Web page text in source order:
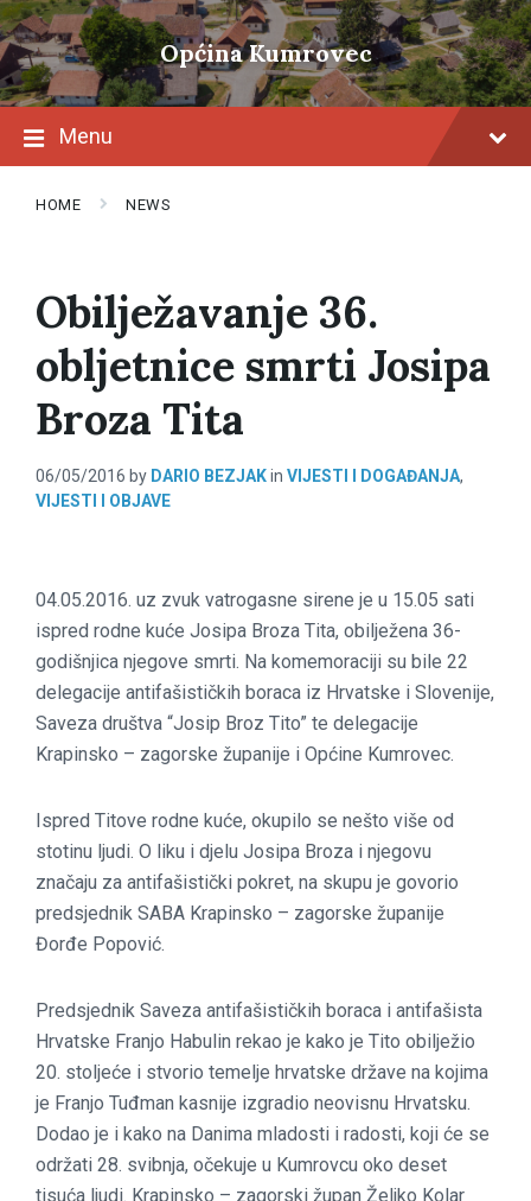
Skip
to
content
Skip
to
main
navigation
Skip
to
footer
Općina Kumrovec
Menu
HOME NEWS
Obilježavanje 36.
obljetnice smrti Josipa
Broza Tita
06/05/2016 by DARIO BEZJAKin VIJESTI I DOGAĐANJA,
VIJESTI I OBJAVE
04.05.2016. uz zvuk vatrogasne sirene je u 15.05 sati
ispred rodne kuće Josipa Broza Tita, obilježena 36-
godišnjica njegove smrti. Na komemoraciji su bile 22
delegacije antifašističkih boraca iz Hrvatske i Slovenije,
Saveza društva “Josip Broz Tito” te delegacije
Krapinsko – zagorske županije i Općine Kumrovec.
Ispred Titove rodne kuće, okupilo se nešto više od
stotinu ljudi. O liku i djelu Josipa Broza i njegovu
značaju za antifašistički pokret, na skupu je govorio
predsjednik SABA Krapinsko – zagorske županije
Đorđe Popović.
Predsjednik Saveza antifašističkih boraca i antifašista
Hrvatske Franjo Habulin rekao je kako je Tito obilježio
20. stoljeće i stvorio temelje hrvatske države na kojima
je Franjo Tuđman kasnije izgradio neovisnu Hrvatsku.
Dodao je i kako na Danima mladosti i radosti, koji će se
održati 28. svibnja, očekuje u Kumrovcu oko deset
tisuća ljudi. Krapinsko – zagorski župan Željko Kolar